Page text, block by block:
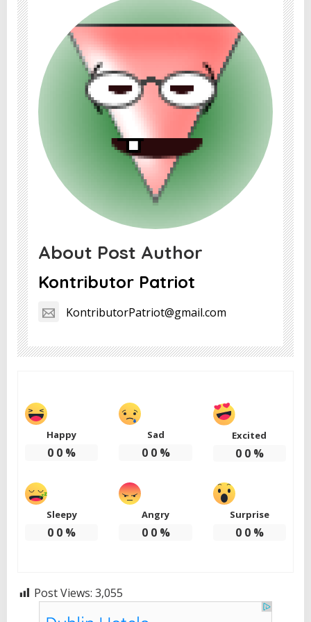
About Post Author
Kontributor Patriot
KontributorPatriot@gmail.com
Happy
0 0 %
Sad
0 0%
Excited
0 0%
Sleepy
0 0 %
Angry
0 0%
Surprise
0 0%
Post Views: 3,055